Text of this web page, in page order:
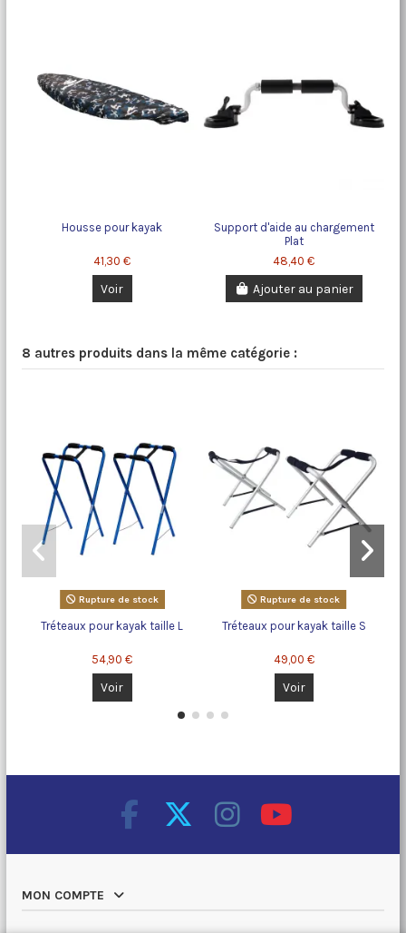
Housse pour kayak
41,30 €
Voir
Support d'aide au chargement
Plat
48,40 €
Ajouter au panier
8 autres produits dans la même catégorie :
Rupture de stock
Tréteaux pour kayak taille L
54,90 €
Voir
Rupture de stock
Tréteaux pour kayak taille S
49,00 €
Voir
MON COMPTE